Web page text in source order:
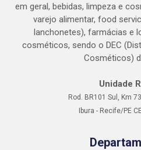
em geral, bebidas, limpeza e
varejo alimentar, food
lanchonetes), farmácias e
cosméticos, sendo o DEC
Cosméticos)
Unidade
Rod. BR101 Sul, Km
Ibura - Recife/PE